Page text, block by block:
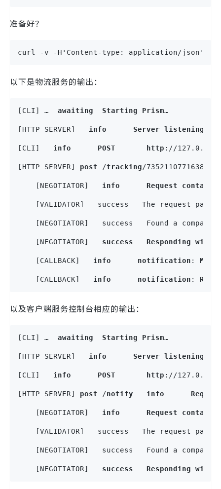
准备好？
curl -v -H'Content-type: application/json' -
以下是物流服务的输出：
[CLI] … awaiting Starting Prism…
[HTTP SERVER] info Server listening
[CLI] info POST http ://
[HTTP SERVER] post /tracking/
    [NEGOTIATOR]
info Request contains
[VALIDATOR]   success   The request
[NEGOTIATOR]   success   Found a
    [NEGOTIATOR]
success Responding with
    [CALLBACK]
info notification :
    [CALLBACK]
info notification :
以及客户端服务控制台相应的输出：
[CLI] … awaiting Starting Prism…
[HTTP SERVER] info Server listening
[CLI] info POST http ://
[HTTP SERVER] post /notify info
    [NEGOTIATOR]
info Request contains
[VALIDATOR]   success   The request
[NEGOTIATOR]   success   Found a
    [NEGOTIATOR]
success Responding with